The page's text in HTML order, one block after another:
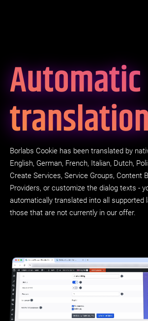
Automatic
Borlabs Cookie has been translated by
English, German, French, Italian, Dutch,
Create Services, Service Groups, Content
Providers, or customize the dialog texts -
automatically translated into all supported
those that are not currently in our offer.